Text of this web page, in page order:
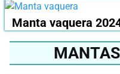
Manta vaquera